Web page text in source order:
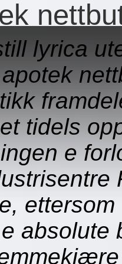
lyrica
tidels
e
absolute